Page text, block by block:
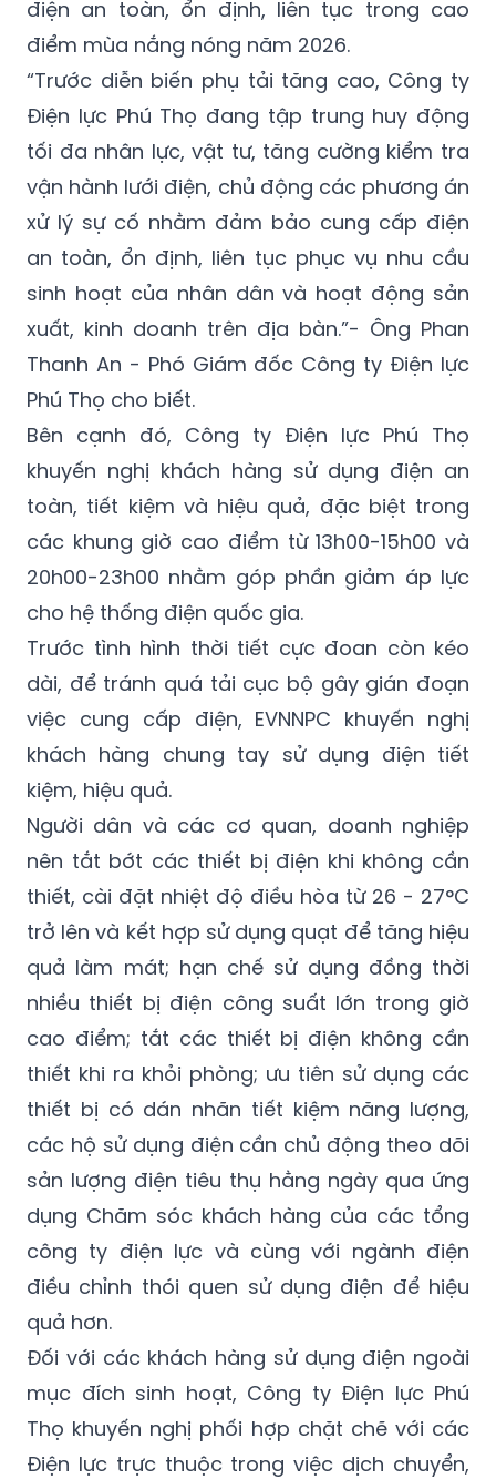
điện an toàn, ổn định, liên tục trong cao
điểm mùa nắng nóng năm 2026.
“Trước diễn biến phụ tải tăng cao, Công ty
Điện lực Phú Thọ đang tập trung huy động
tối đa nhân lực, vật tư, tăng cường kiểm tra
vận hành lưới điện, chủ động các phương án
xử lý sự cố nhằm đảm bảo cung cấp điện
an toàn, ổn định, liên tục phục vụ nhu cầu
sinh hoạt của nhân dân và hoạt động sản
xuất, kinh doanh trên địa bàn.”- Ông Phan
Thanh An - Phó Giám đốc Công ty Điện lực
Phú Thọ cho biết.
Bên cạnh đó, Công ty Điện lực Phú Thọ
khuyến nghị khách hàng sử dụng điện an
toàn, tiết kiệm và hiệu quả, đặc biệt trong
các khung giờ cao điểm từ 13h00-15h00 và
20h00-23h00 nhằm góp phần giảm áp lực
cho hệ thống điện quốc gia.
Trước tình hình thời tiết cực đoan còn kéo
dài, để tránh quá tải cục bộ gây gián đoạn
việc cung cấp điện, EVNNPC khuyến nghị
khách hàng chung tay sử dụng điện tiết
kiệm, hiệu quả.
Người dân và các cơ quan, doanh nghiệp
nên tắt bớt các thiết bị điện khi không cần
thiết, cài đặt nhiệt độ điều hòa từ 26 - 27°C
trở lên và kết hợp sử dụng quạt để tăng hiệu
quả làm mát; hạn chế sử dụng đồng thời
nhiều thiết bị điện công suất lớn trong giờ
cao điểm; tắt các thiết bị điện không cần
thiết khi ra khỏi phòng; ưu tiên sử dụng các
thiết bị có dán nhãn tiết kiệm năng lượng,
các hộ sử dụng điện cần chủ động theo dõi
sản lượng điện tiêu thụ hằng ngày qua ứng
dụng Chăm sóc khách hàng của các tổng
công ty điện lực và cùng với ngành điện
điều chỉnh thói quen sử dụng điện để hiệu
quả hơn.
Đối với các khách hàng sử dụng điện ngoài
mục đích sinh hoạt, Công ty Điện lực Phú
Thọ khuyến nghị phối hợp chặt chẽ với các
Điện lực trực thuộc trong việc dịch chuyển,